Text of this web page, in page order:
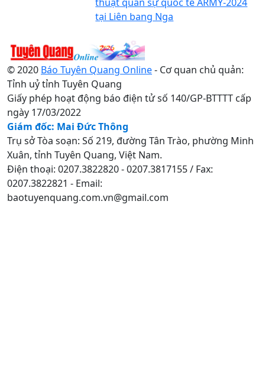
tại Liên bang Nga
© 2020 Báo Tuyên Quang Online- Cơ quan chủ quản:
Tỉnh uỷ tỉnh Tuyên Quang
Giấy phép hoạt động báo điện tử số 140/GP-BTTTT cấp
ngày 17/03/2022
Giám đốc: Mai Đức Thông
Trụ sở Tòa soạn: Số 219, đường Tân Trào, phường Minh
Xuân, tỉnh Tuyên Quang, Việt Nam.
Điện thoại: 0207.3822820 - 0207.3817155 / Fax:
0207.3822821 - Email:
baotuyenquang.com.vn@gmail.com